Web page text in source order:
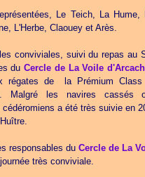
Le Teich, La
L'Herbe, Claouey et Arès.
conviviales, suivi du repas au
duCercle de La Voile
régates de la Prémium Class
Malgré les navires cassés
a été très suivie en
responsables du Cercle de La
très conviviale.